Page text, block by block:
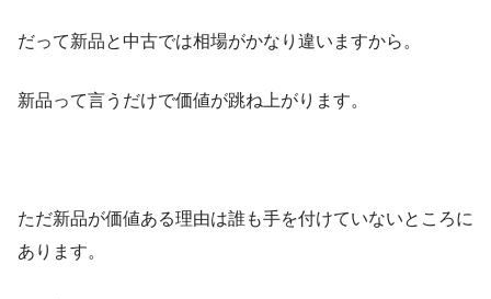
だって新品と中古では相場がかなり違いますから。
新品って言うだけで価値が跳ね上がります。
ただ新品が価値ある理由は誰も手を付けていないところに
あります。